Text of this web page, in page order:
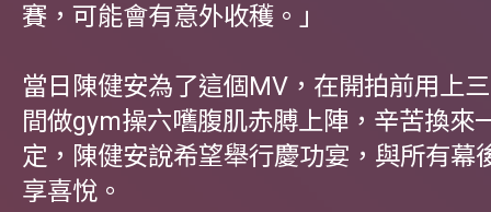
賽，可能會有意外收穫。」
當日陳健安為了這個MV，在開拍前用上
間做gym操六嚿腹肌赤膊上陣，辛苦換來
定，陳健安說希望舉行慶功宴，與所有幕
享喜悅。